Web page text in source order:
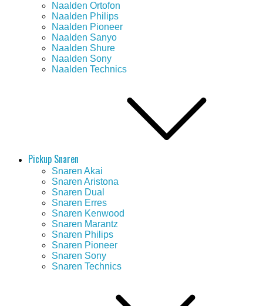
Naalden Ortofon
Naalden Philips
Naalden Pioneer
Naalden Sanyo
Naalden Shure
Naalden Sony
Naalden Technics
Pickup Snaren
Snaren Akai
Snaren Aristona
Snaren Dual
Snaren Erres
Snaren Kenwood
Snaren Marantz
Snaren Philips
Snaren Pioneer
Snaren Sony
Snaren Technics